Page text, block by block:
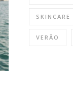
SKINCARE
VERÃO